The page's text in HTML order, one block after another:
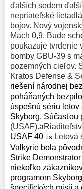
ďalších sedem
nepriateľské
bojov. Nový
Mach 0,9. Bude
poukazuje tvrdenie
bomby GBU-39 s
pozemných cieľov.
Kratos Defense &
riešení národnej
poháňaných
úspešnú sériu
Skyborg. Súčasťou
(USAF).a
USAF 40 tis Letová
Valkyrie bola
Strike
niekoľko
programom